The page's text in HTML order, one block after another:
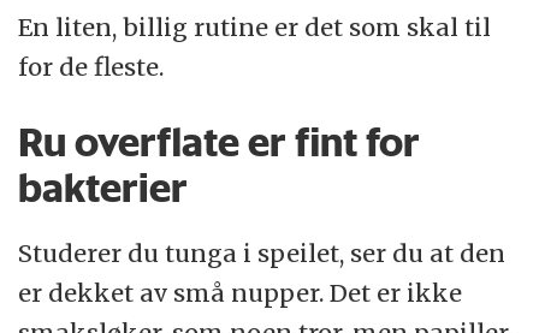
En liten, billig rutine er det som skal til
for de fleste.
Ru overflate er fint for
bakterier
Studerer du tunga i speilet, ser du at den
er dekket av små nupper. Det er ikke